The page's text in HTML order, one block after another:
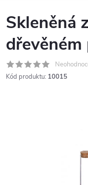
Skleněná
Kód produktu: 10015